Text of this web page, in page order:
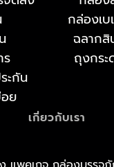
ร
ะกัน
ย
กล่องเบ
ฉลากสิ
ถุงกระ
เกี่ยวกับเรา